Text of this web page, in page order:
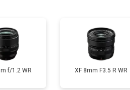
f/1.2 WR XF 8mm F3.5 R WR